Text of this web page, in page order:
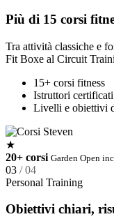
Più di 15 corsi
Tra attività classiche e
Fit Boxe al Circuit
15+ corsi fitness
Istruttori certificati
Livelli e obiettivi
★
20+ corsi Garden Open
03 / 04
Personal Training
Obiettivi chiari,